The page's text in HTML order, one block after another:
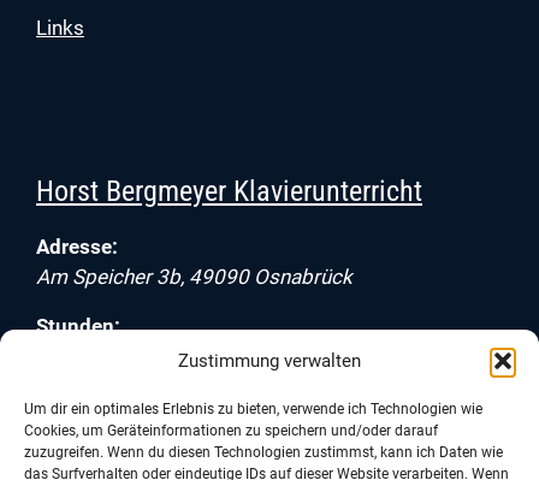
Zustimmung verwalten
Um dir ein optimales Erlebnis zu bieten, verwende ich Technologien wie
Cookies, um Geräteinformationen zu speichern und/oder darauf
zuzugreifen. Wenn du diesen Technologien zustimmst, kann ich Daten wie
das Surfverhalten oder eindeutige IDs auf dieser Website verarbeiten. Wenn
Links
Horst Bergmeyer Klavierunterricht
Adresse:
Am Speicher 3b, 49090 Osnabrück
Stunden:
Montag, Dienstag, Mittwoch, Donnerstag, Freitag
Samstag
10:00 – 19:00